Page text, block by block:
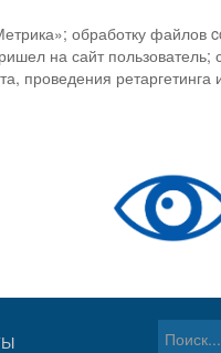
обработку файлов
на сайт пользователь;
проведения ретаргетинга